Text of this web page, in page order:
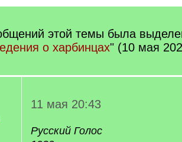
этой темы была
о харбинцах" (10 мая
11 мая 20:43
Русский Голос